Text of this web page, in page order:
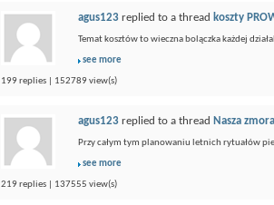
agus123 replied to a thread koszty
Temat kosztów to wieczna bolączka każdej
see more
199 replies | 152789 view(s)
agus123 replied to a thread Nasza
Przy całym tym planowaniu letnich rytuałów
see more
219 replies | 137555 view(s)